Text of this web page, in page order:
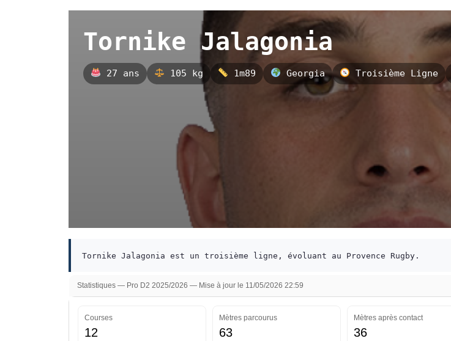
Tornike Jalagonia
27 ans 105 kg 1m89 Georgia Troisième Ligne
Tornike Jalagonia est un troisième ligne, évoluant au Provence Rugby.
Statistiques — Pro D2 2025/2026 — Mise à jour le 11/05/2026 22:59
Courses
12
Mètres parcourus
63
Mètres après contact
36